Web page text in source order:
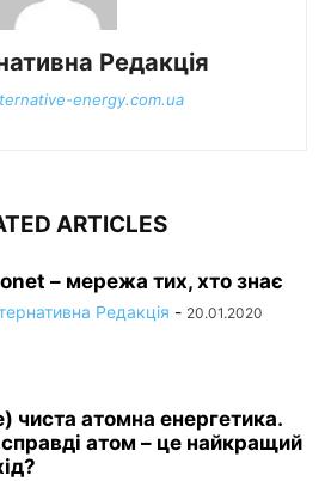
Редакція
energy.com.ua
ARTICLES
– мережа тих, хто знає
Редакція - 20.01.2020
чиста атомна енергетика.
атом – це найкращий